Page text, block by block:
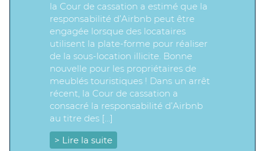
la Cour de cassation a estimé que la
responsabilité d’Airbnb peut être
engagée lorsque des locataires
utilisent la plate-forme pour réaliser
de la sous-location illicite. Bonne
nouvelle pour les propriétaires de
meublés touristiques ! Dans un arrêt
récent, la Cour de cassation a
consacré la responsabilité d’Airbnb
au titre des […]
> Lire la suite